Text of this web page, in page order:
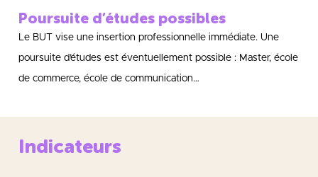
Poursuite d’études possibles
Le BUT vise une insertion professionnelle immédiate. Une
poursuite d’études est éventuellement possible : Master, école
de commerce, école de communication…
Indicateurs